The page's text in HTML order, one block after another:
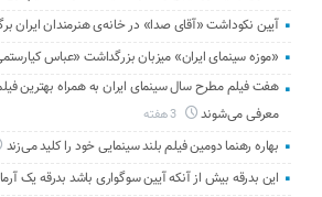
آیین نکوداشت «آقای صدا» در خانه‌ی هنرمندان ایران
«موزه سینمای ایران» میزبان بزرگداشت «عباس
هفت فیلم مطرح سال سینمای ایران به همراه بهترین
معرفی می‌شوند
3 هفته
بهاره رهنما دومین فیلم بلند سینمایی خود را کلید می‌زند
این بدرقه بیش از آنکه آیین سوگواری باشد بدرقه یک